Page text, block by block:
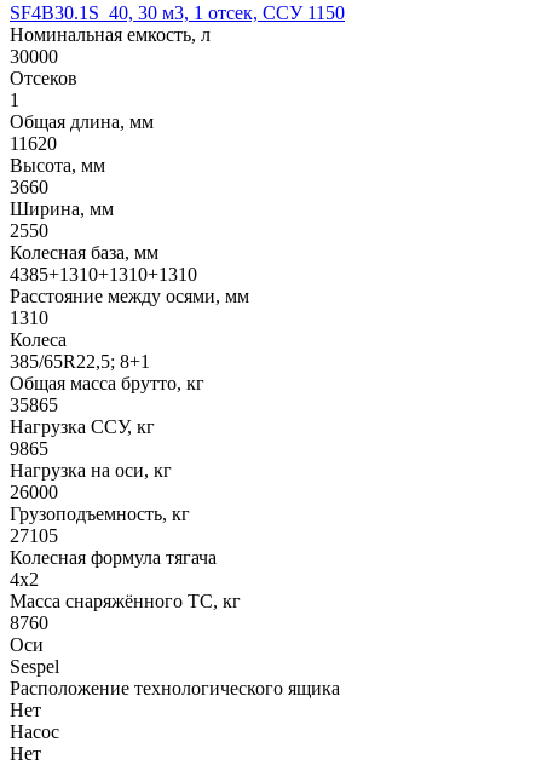
SF4B30.1S_40, 30 м3, 1 отсек, ССУ 1150
Номинальная емкость, л
30000
Отсеков
1
Общая длина, мм
11620
Высота, мм
3660
Ширина, мм
2550
Колесная база, мм
4385+1310+1310+1310
Расстояние между осями, мм
1310
Колеса
385/65R22,5; 8+1
Общая масса брутто, кг
35865
Нагрузка ССУ, кг
9865
Нагрузка на оси, кг
26000
Грузоподъемность, кг
27105
Колесная формула тягача
4x2
Масса снаряжённого ТС, кг
8760
Оси
Sespel
Расположение технологического ящика
Нет
Насос
Нет